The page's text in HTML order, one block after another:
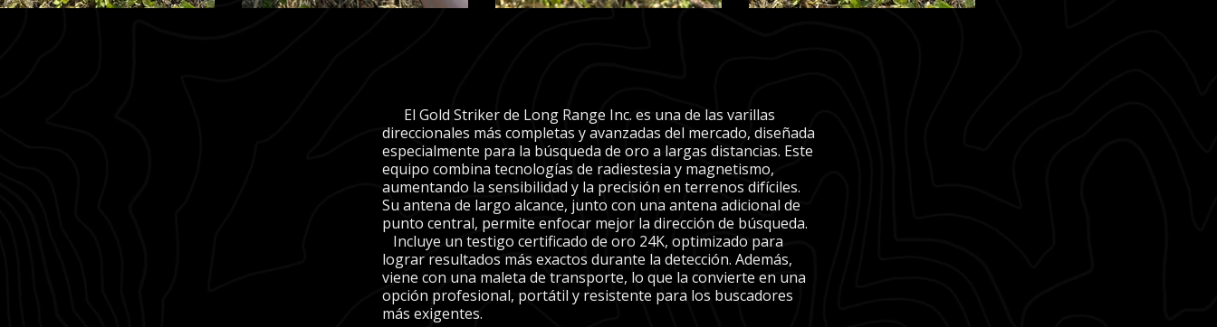
El Gold Striker de Long Range Inc. es una de las varillas
direccionales más completas y avanzadas del mercado, diseñada
especialmente para la búsqueda de oro a largas distancias. Este
equipo combina tecnologías de radiestesia y magnetismo,
aumentando la sensibilidad y la precisión en terrenos difíciles.
Su antena de largo alcance, junto con una antena adicional de
punto central, permite enfocar mejor la dirección de búsqueda.
Incluye un testigo certificado de oro 24K, optimizado para
lograr resultados más exactos durante la detección. Además,
viene con una maleta de transporte, lo que la convierte en una
opción profesional, portátil y resistente para los buscadores
más exigentes.